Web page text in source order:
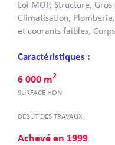
Loi MOP, Structure,
Climatisation,
et courants faibles,
Caractéristiques :
6 000 m2
SURFACE HON
DÉBUT DES TRAVAUX
Achevé en 1999